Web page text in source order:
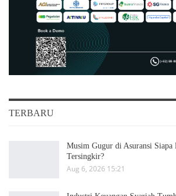
TERBARU
Musim Gugur di Asuransi Siapa
Tersingkir?
Aug 6, 2026 15:21